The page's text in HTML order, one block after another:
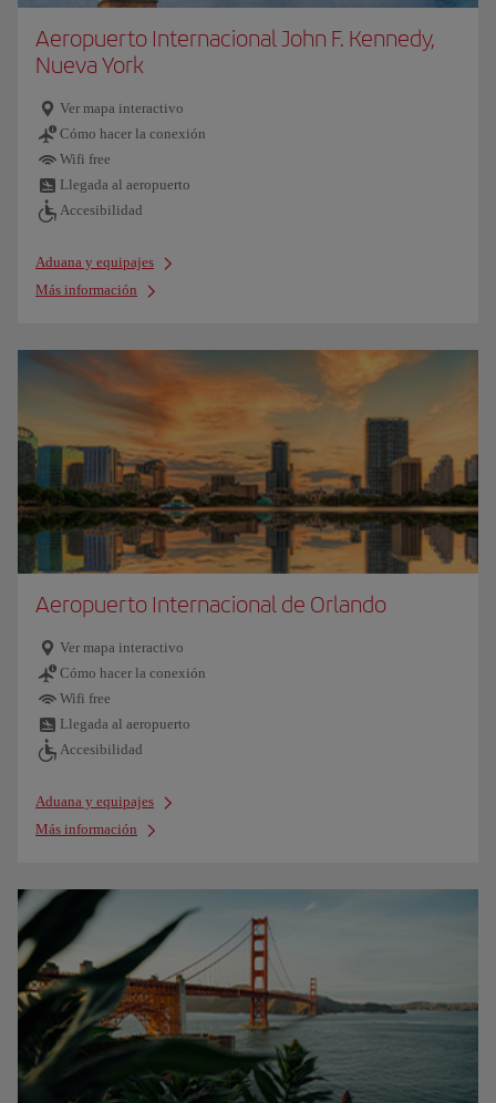
Aeropuerto Internacional John F. Kennedy,
Nueva York
Ver mapa interactivo
Cómo hacer la conexión
Wifi free
Llegada al aeropuerto
Accesibilidad
Aduana y equipajes
Más información
Aeropuerto Internacional de Orlando
Ver mapa interactivo
Cómo hacer la conexión
Wifi free
Llegada al aeropuerto
Accesibilidad
Aduana y equipajes
Más información